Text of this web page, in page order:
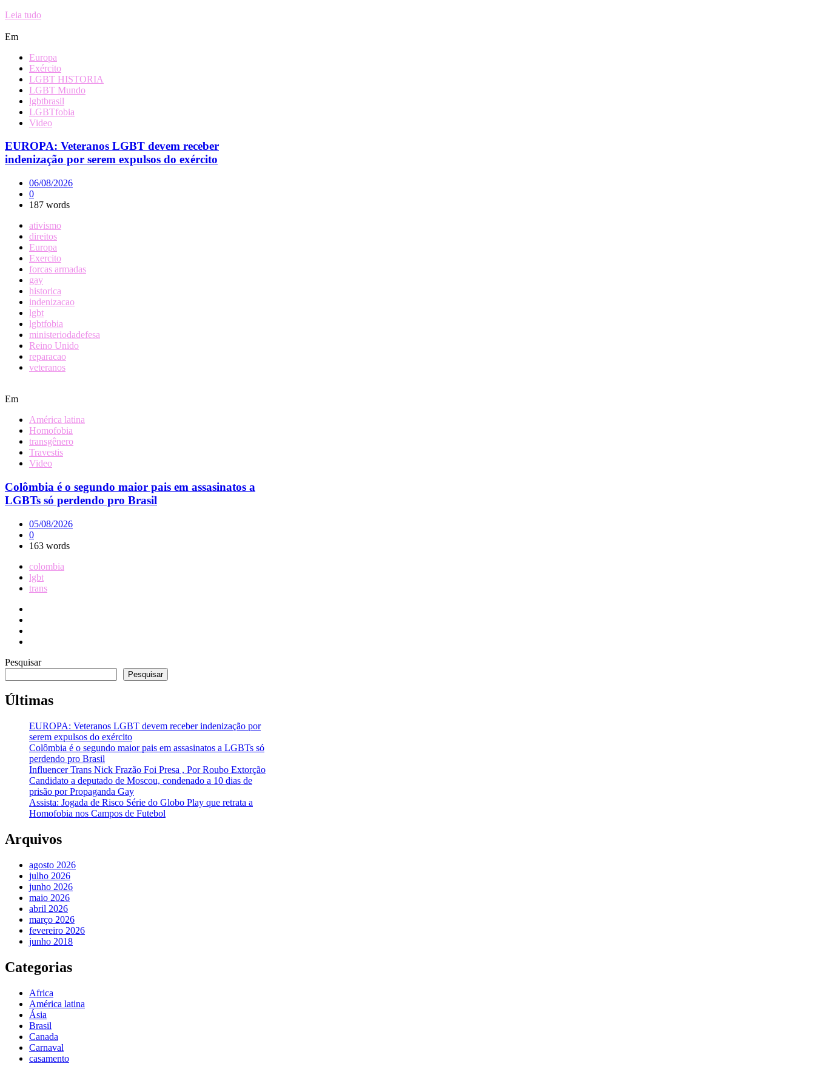
Leia tudo
Em
Europa
Exército
LGBT HISTORIA
LGBT Mundo
lgbtbrasil
LGBTfobia
Video
EUROPA: Veteranos LGBT devem receber
indenização por serem expulsos do exército
06/08/2026
0
187 words
ativismo
direitos
Europa
Exercito
forcas armadas
gay
historica
indenizacao
lgbt
lgbtfobia
ministeriodadefesa
Reino Unido
reparacao
veteranos
Em
América latina
Homofobia
transgênero
Travestis
Video
Colômbia é o segundo maior pais em assasinatos a
LGBTs só perdendo pro Brasil
05/08/2026
0
163 words
colombia
lgbt
trans
Pesquisar
Pesquisar
Últimas
EUROPA: Veteranos LGBT devem receber indenização por
serem expulsos do exército
Colômbia é o segundo maior pais em assasinatos a LGBTs só
perdendo pro Brasil
Influencer Trans Nick Frazão Foi Presa , Por Roubo Extorção
Candidato a deputado de Moscou, condenado a 10 dias de
prisão por Propaganda Gay
Assista: Jogada de Risco Série do Globo Play que retrata a
Homofobia nos Campos de Futebol
Arquivos
agosto 2026
julho 2026
junho 2026
maio 2026
abril 2026
março 2026
fevereiro 2026
junho 2018
Categorias
Africa
América latina
Ásia
Brasil
Canada
Carnaval
casamento